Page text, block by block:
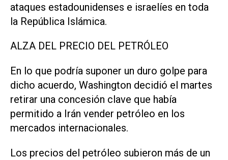
ataques estadounidenses e israelíes en toda
la República Islámica.
ALZA DEL PRECIO DEL PETRÓLEO
En lo que podría suponer un duro golpe para
dicho acuerdo, Washington decidió el martes
retirar una concesión clave que había
permitido a Irán vender petróleo en los
mercados internacionales.
Los precios del petróleo subieron más de un